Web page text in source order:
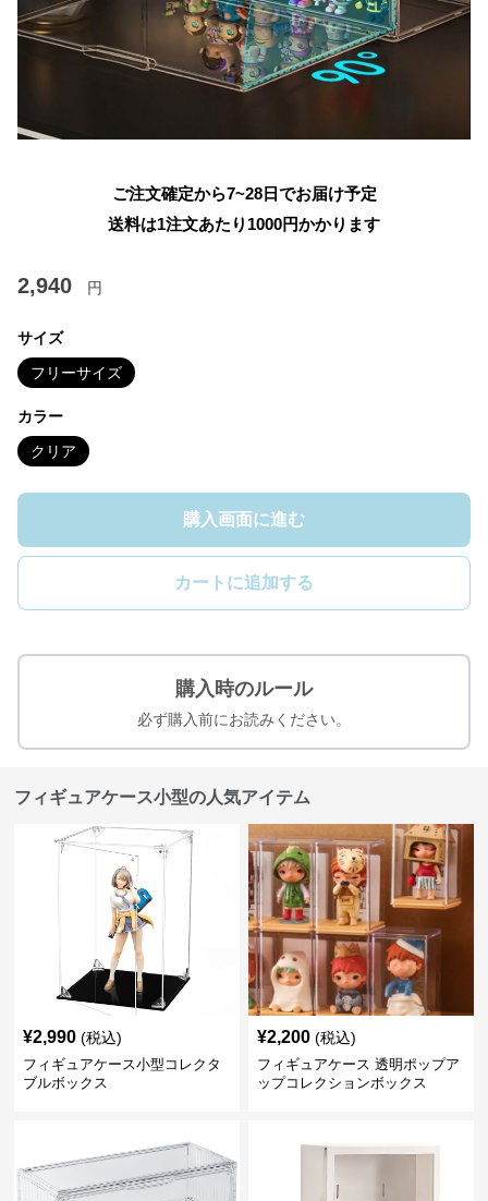
ご注文確定から7~28日でお届け予定
送料は1注文あたり 1000円かかります
2,940 円
サイズ
フリーサイズ
カラー
クリア
購入画面に進む
カートに追加する
購入時のルール
必ず購入前にお読みください。
フィギュアケース小型の人気アイテム
¥2,990 (税込)
フィギュアケース小型コレクタ
ブルボックス
¥2,200 (税込)
フィギュアケース 透明ポップア
ップコレクションボックス